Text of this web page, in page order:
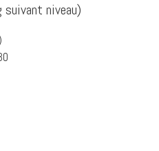
suivant niveau)